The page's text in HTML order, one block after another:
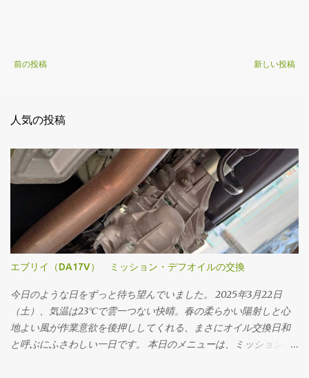
新しい投稿
前の投稿
人気の投稿
エブリイ（DA17V） ミッション・デフオイルの交換
今日のような日をずっと待ち望んでいました。 2025年3月22日
（土）、気温は23℃で雲一つない快晴。春の柔らかい陽射しと心
地よい風が作業意欲を後押ししてくれる、まさにオイル交換日和
と呼ぶにふさわしい一日です。 本日のメニューは、ミッションオ